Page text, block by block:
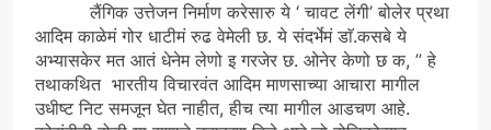
लैंगिक उत्तेजन निर्माण करेसारु ये ‘ चावट लेंगी’ बोलेर प्रथा
आदिम काळेमं गोर धाटीमं रुढ वेमेली छ. ये संदर्भेमं डाॅ.कसबे ये
अभ्यासकेर मत आतं धेनेम लेणो इ गरजेर छ. ओनेर केणो छ क, ” हे
तथाकथित भारतीय विचारवंत आदिम माणसाच्या आचारा मागील
उधीष्ट निट समजून घेत नाहीत, हीच त्या मागील आडचण आहे.